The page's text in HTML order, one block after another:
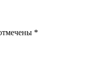
*